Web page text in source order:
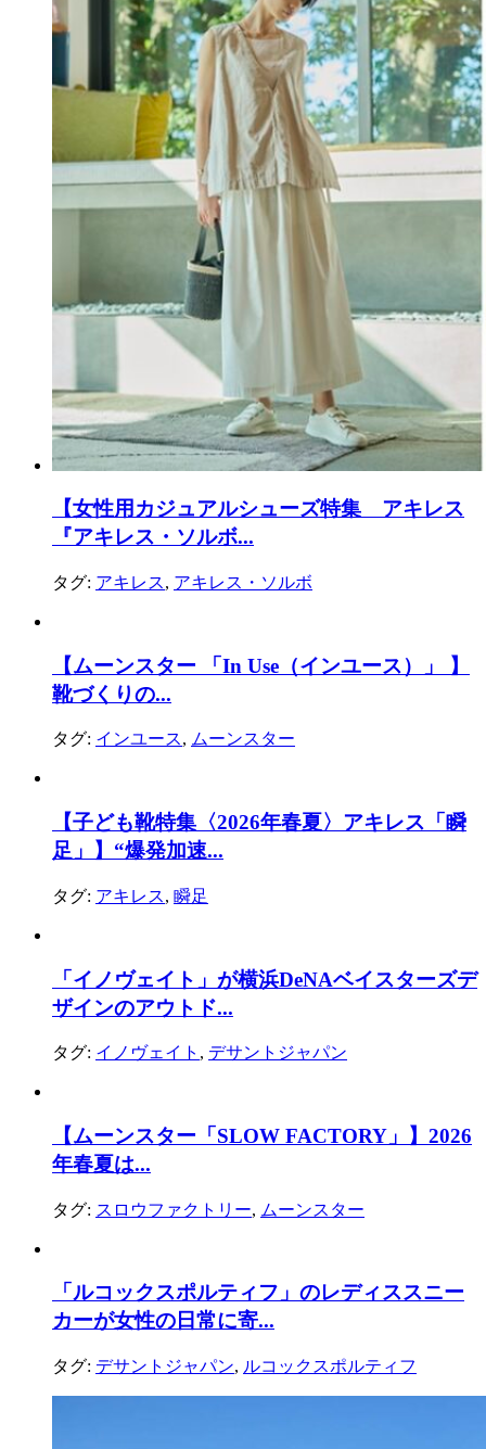
【女性用カジュアルシューズ特集 アキレス
『アキレス・ソルボ...
タグ: アキレス, アキレス・ソルボ
【ムーンスター 「In Use（インユース）」 】
靴づくりの...
タグ: インユース, ムーンスター
【子ども靴特集〈2026年春夏〉アキレス「瞬
足」】“爆発加速...
タグ: アキレス, 瞬足
「イノヴェイト」が横浜DeNAベイスターズデ
ザインのアウトド...
タグ: イノヴェイト , デサントジャパン
【ムーンスター「SLOW FACTORY」】2026
年春夏は...
タグ: スロウファクトリー, ムーンスター
「ルコックスポルティフ」のレディススニー
カーが女性の日常に寄...
タグ: デサントジャパン, ルコックスポルティフ